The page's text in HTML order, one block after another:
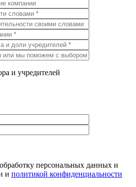
и учредителей
персональных данных и
и политикой конфиденциальности